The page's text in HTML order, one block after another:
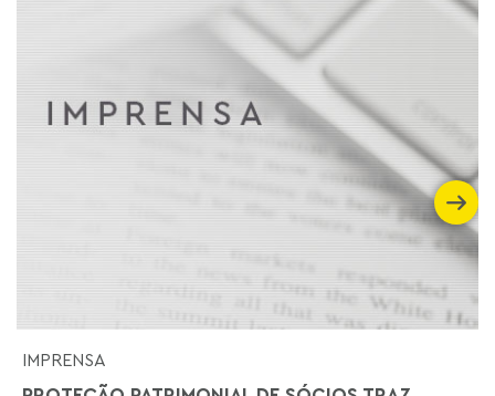
IMPRENSA